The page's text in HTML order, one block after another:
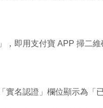
，即用支付寶 APP 掃二維
實名認證」欄位顯示為「已